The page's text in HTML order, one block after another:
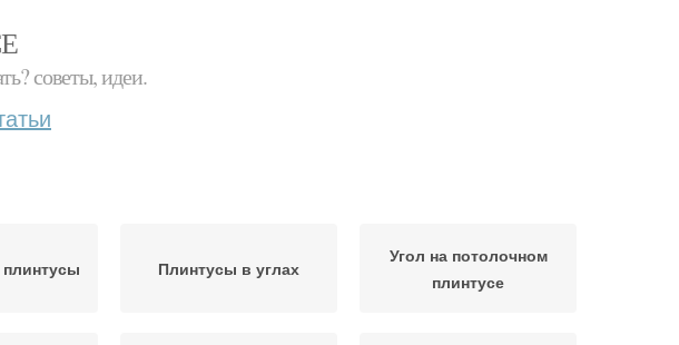
советы, идеи.
Плинтусы в углах
Угол на потолочном
плинтусе